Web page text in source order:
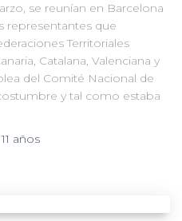
se reunían en Barcelona
representantes que
Territoriales
Catalana, Valenciana y
del Comité Nacional de
y tal como estaba
11 años